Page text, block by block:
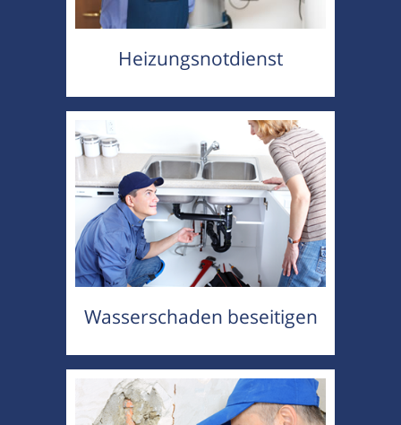
Heizungsnotdienst
Wasserschaden beseitigen